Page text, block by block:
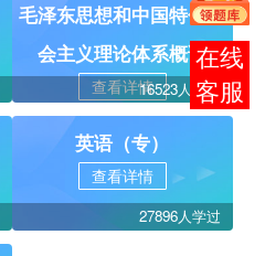
毛泽东思想和中国特色社
会主义理论体系概论
查看详情16523人学过
英语（专）
查看详情
27896人学过
在线
客服